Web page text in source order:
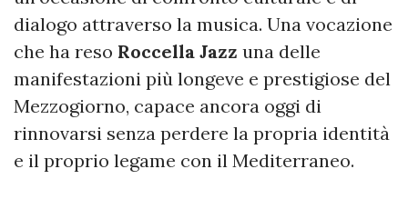
dialogo attraverso la musica. Una vocazione
che ha reso Roccella Jazz una delle
manifestazioni più longeve e prestigiose del
Mezzogiorno, capace ancora oggi di
rinnovarsi senza perdere la propria identità
e il proprio legame con il Mediterraneo.